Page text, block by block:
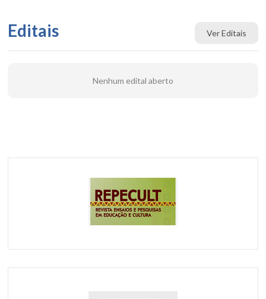
Ver Editais
Editais
Nenhum edital aberto